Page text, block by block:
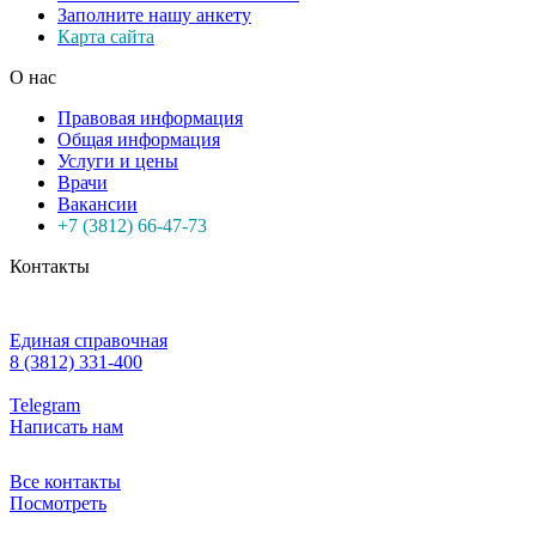
Заполните нашу анкету
Карта сайта
О нас
Правовая информация
Общая информация
Услуги и цены
Врачи
Вакансии
+7 (3812) 66-47-73
Контакты
Единая справочная
8 (3812) 331-400
Telegram
Написать нам
Все контакты
Посмотреть